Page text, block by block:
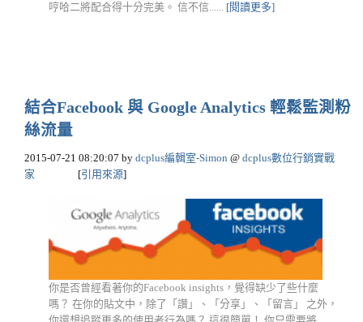
哼哈二將配合得十分完美。 信不信...... [閱讀更多]
結合Facebook 與 Google Analytics 輕鬆監測粉
絲流量
2015-07-21 08:20:07 by dcplus編輯室-Simon @ dcplus數位行銷實戰
家
[引用來源]
你是否曾經看著你的Facebook insights，覺得缺少了些什麼
嗎？ 在你的貼文中，除了「讚」、「分享」、「留言」 之外，